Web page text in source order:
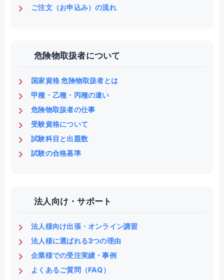
ご注文（お申込み）の流れ
危険物取扱者について
国家資格 危険物取扱者とは
甲種・乙種・丙種の違い
危険物取扱者の仕事
受験資格について
試験科目と出題数
試験の合格基準
法人向け・サポート
法人様向け出張・オンライン講習
法人様に選ばれる3つの理由
企業様での受注実績・事例
よくあるご質問（FAQ）